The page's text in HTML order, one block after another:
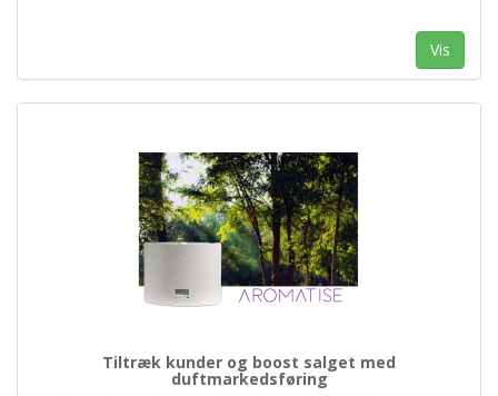
Vis
Tiltræk kunder og boost salget med
duftmarkedsføring